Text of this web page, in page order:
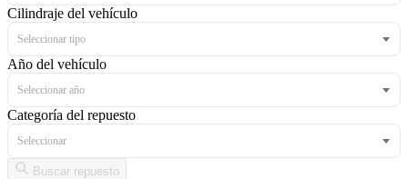
Cilindraje del vehículo
Seleccionar tipo
Año del vehículo
Seleccionar año
Categoría del repuesto
Seleccionar
Buscar repuesto